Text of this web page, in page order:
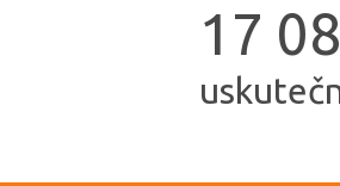
1 7 08